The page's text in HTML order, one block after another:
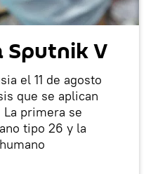
Sputnik V
el 11 de agosto
que se aplican
La primera se
tipo 26 y la